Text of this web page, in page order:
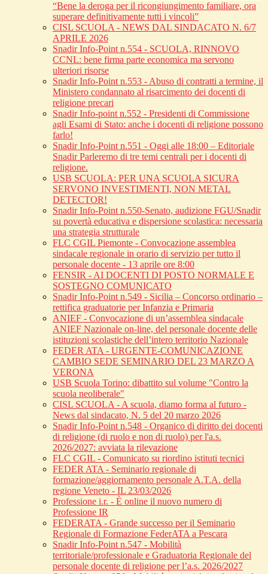
“Bene la deroga per il ricongiungimento familiare, ora
superare definitivamente tutti i vincoli”
CISL SCUOLA - NEWS DAL SINDACATO N. 6/7
APRILE 2026
Snadir Info-Point n.554 - SCUOLA, RINNOVO
CCNL: bene firma parte economica ma servono
ulteriori risorse
Snadir Info-Point n.553 - Abuso di contratti a termine, il
Ministero condannato al risarcimento dei docenti di
religione precari
Snadir Info-point n.552 - Presidenti di Commissione
agli Esami di Stato: anche i docenti di religione possono
farlo!
Snadir Info-Point n.551 - Oggi alle 18:00 – Editoriale
Snadir Parleremo di tre temi centrali per i docenti di
religione.
USB SCUOLA: PER UNA SCUOLA SICURA
SERVONO INVESTIMENTI, NON METAL
DETECTOR!
Snadir Info-Point n.550-Senato, audizione FGU/Snadir
su povertà educativa e dispersione scolastica: necessaria
una strategia strutturale
FLC CGIL Piemonte - Convocazione assemblea
sindacale regionale in orario di servizio per tutto il
personale docente - 13 aprile ore 8:00
FENSIR - AI DOCENTI DI POSTO NORMALE E
SOSTEGNO COMUNICATO
Snadir Info-Point n.549 - Sicilia – Concorso ordinario –
rettifica graduatorie per Infanzia e Primaria
ANIEF - Convocazione di un’assemblea sindacale
ANIEF Nazionale on-line, del personale docente delle
istituzioni scolastiche dell’intero territorio Nazionale
FEDER ATA - URGENTE-COMUNICAZIONE
CAMBIO SEDE SEMINARIO DEL 23 MARZO A
VERONA
USB Scuola Torino: dibattito sul volume "Contro la
scuola neoliberale"
CISL SCUOLA - A scuola, diamo forma al futuro -
News dal sindacato, N. 5 del 20 marzo 2026
Snadir Info-Point n.548 - Organico di diritto dei docenti
di religione (di ruolo e non di ruolo) per l'a.s.
2026/2027: avviata la rilevazione
FLC CGIL - Comunicato su riordino istituti tecnici
FEDER ATA - Seminario regionale di
formazione/aggiornamento personale A.T.A. della
regione Veneto - IL 23/03/2026
Professione i.r. - È online il nuovo numero di
Professione IR
FEDERATA - Grande successo per il Seminario
Regionale di Formazione FederATA a Pescara
Snadir Info-Point n.547 - Mobilità
territoriale/professionale e Graduatoria Regionale del
personale docente di religione per l’a.s. 2026/2027